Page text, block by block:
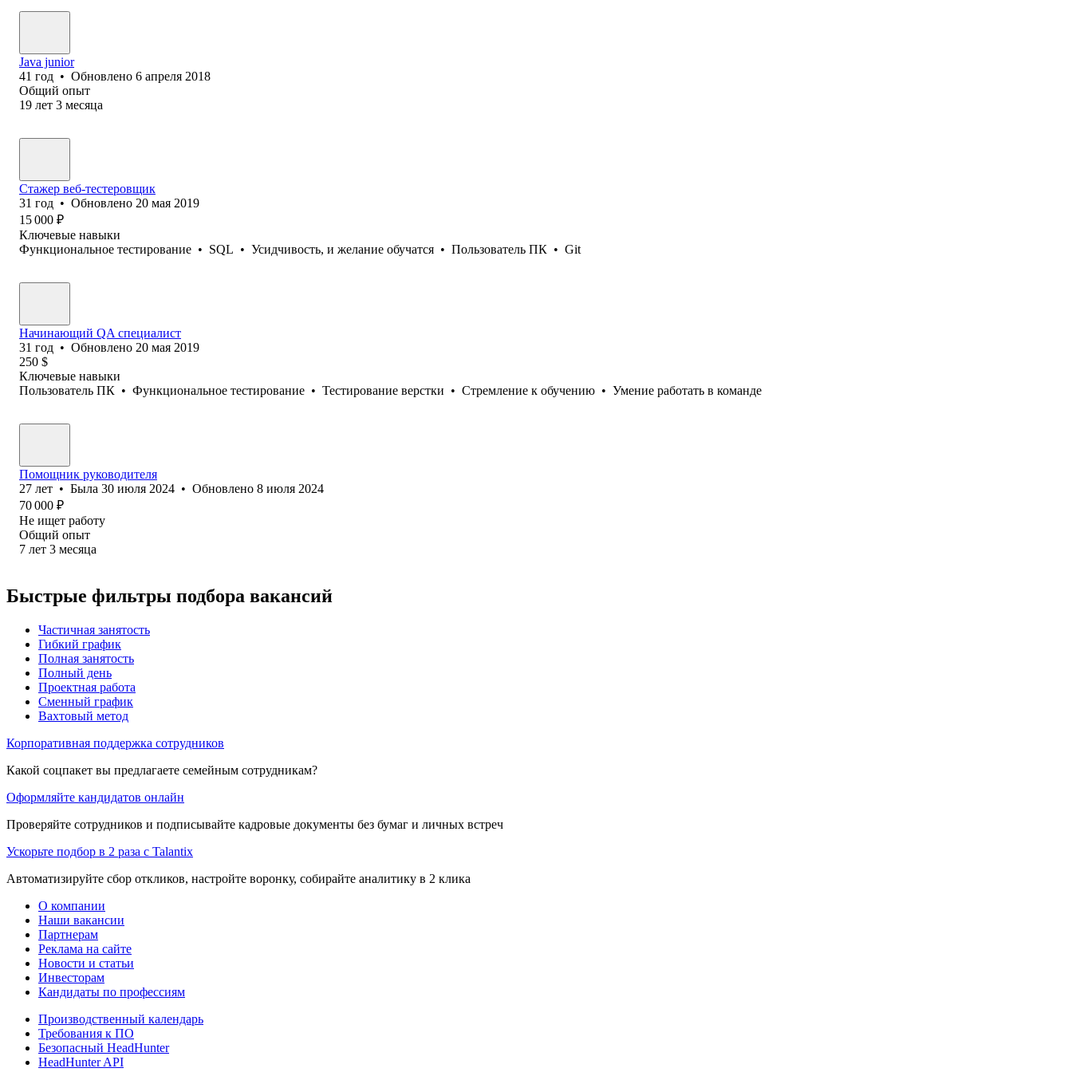
Java junior
41 год • Обновлено 6 апреля 2018
Общий опыт
19 лет 3 месяца
Стажер веб-тестеровщик
31 год • Обновлено 20 мая 2019
15 000 ₽
Ключевые навыки
Функциональное тестирование • SQL • Усидчивость, и желание обучатся • Пользователь ПК • Git
Начинающий QA специалист
31 год • Обновлено 20 мая 2019
250 $
Ключевые навыки
Пользователь ПК • Функциональное тестирование • Тестирование верстки • Стремление к обучению • Умение работать в команде
Помощник руководителя
27 лет • Была 30 июля 2024 • Обновлено 8 июля 2024
70 000 ₽
Не ищет работу
Общий опыт
7 лет 3 месяца
Быстрые фильтры подбора вакансий
Частичная занятость
Гибкий график
Полная занятость
Полный день
Проектная работа
Сменный график
Вахтовый метод
Корпоративная поддержка сотрудников
Какой соцпакет вы предлагаете семейным сотрудникам?
Оформляйте кандидатов онлайн
Проверяйте сотрудников и подписывайте кадровые документы без бумаг и личных встреч
Ускорьте подбор в 2 раза с Talantix
Автоматизируйте сбор откликов, настройте воронку, собирайте аналитику в 2 клика
О компании
Наши вакансии
Партнерам
Реклама на сайте
Новости и статьи
Инвесторам
Кандидаты по профессиям
Производственный календарь
Требования к ПО
Безопасный HeadHunter
HeadHunter API